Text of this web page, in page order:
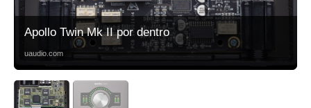
Apollo Twin Mk II por dentro
uaudio.com